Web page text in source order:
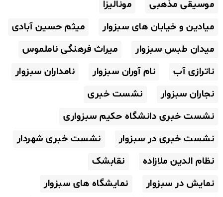
موسیقی مذهبی
مونالیزا
میادین و خیابان های سبزوار
میثم حسین آبادی
میدان طبس سبزوار
میراث فرهنگی ناملموس
ناترازی آب
نام آوران سبزوار
نامداران سبزوار
نجاران سبزوار
نشست خبری
نشست خبری دانشگاه حکیم سبزواری
نشست خبری در سبزوار
نشست خبری شهردار
نظام الدین ملازاده
نقابشک
نمایش در سبزوار
نمایشگاه های سبزوار